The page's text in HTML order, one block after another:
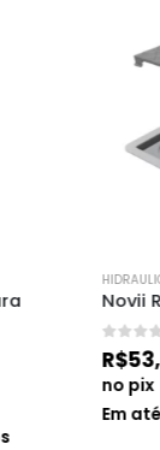
HIDRAULICO
Novii
de 5
53,75
no pix
Em até1x